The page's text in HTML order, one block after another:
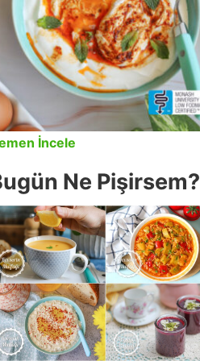
İncele
Ne Pişirsem?